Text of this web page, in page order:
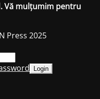
Vă mulțumim pentru
Press 2025